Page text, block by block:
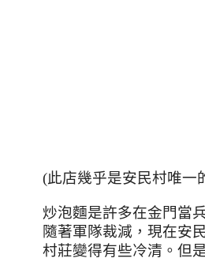
(此店幾乎是安民村唯一
炒泡麵是許多在金門當
隨著軍隊裁減，現在安
村莊變得有些冷清。但